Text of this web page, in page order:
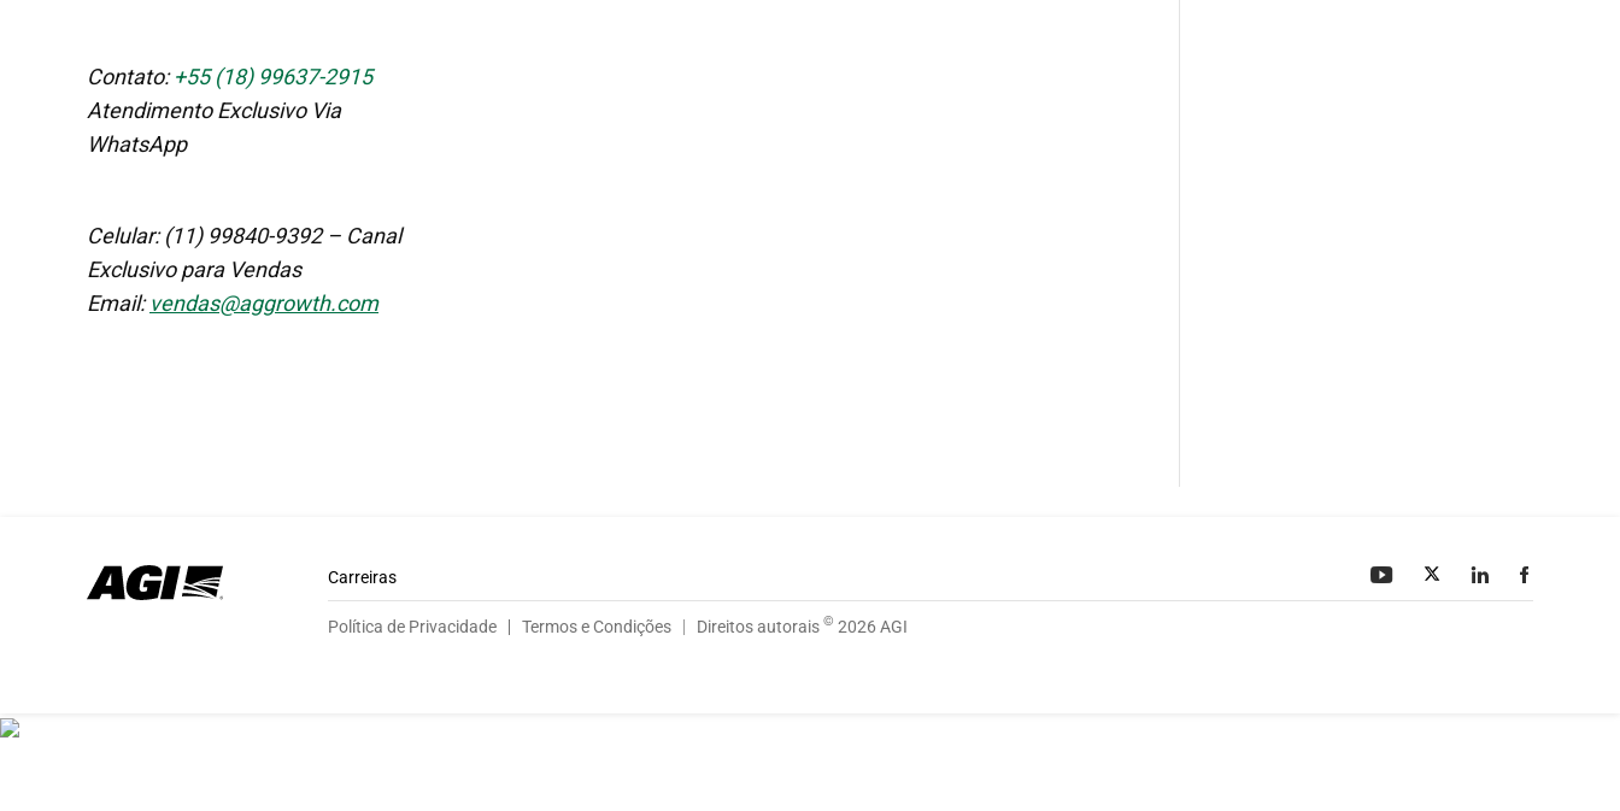
Contato:+55 (18) 99637-2915
Atendimento Exclusivo Via
WhatsApp
Celular: (11) 99840-9392 – Canal
Exclusivo para Vendas
Email:vendas@aggrowth.com
Carreiras
Política de Privacidade Termos e Condições Direitos autorais © 2026 AGI